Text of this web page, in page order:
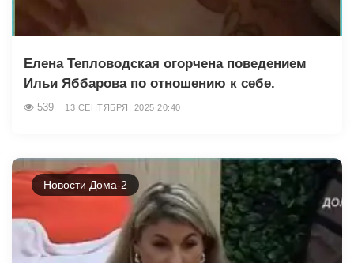
Елена Тепловодская огорчена поведением
Ильи Яббарова по отношению к себе.
539 13 СЕНТЯБРЯ, 2025 20:40
Новости Дома-2